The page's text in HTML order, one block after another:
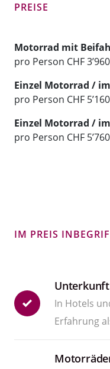
PREISE
Motorrad mit
pro Person CHF
Einzel Motorrad /
pro Person CHF
Einzel Motorrad /
pro Person CHF
IM PREIS
Unterkunft
In Hotels
Erfahrung